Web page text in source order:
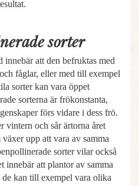
sorter
att den befruktas med
fåglar, eller med till exempel
sorter kan vara öppet
sorterna är frökonstanta,
förs vidare i dess frö.
vintern och sår ärtorna året
upp att vara av samma
sorter vilar också
innebär att plantor av samma
kan till exempel vara olika